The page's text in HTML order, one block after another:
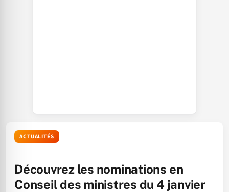
ACTUALITÉS
Découvrez les nominations en
Conseil des ministres du 4 janvier